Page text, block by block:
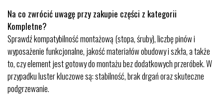
Na co zwrócić uwagę przy zakupie części z kategorii
Kompletne?
Sprawdź kompatybilność montażową (stopa, śruby), liczbę pinów i
wyposażenie funkcjonalne, jakość materiałów obudowy i szkła, a także
to, czy element jest gotowy do montażu bez dodatkowych przeróbek. W
przypadku luster kluczowe są: stabilność, brak drgań oraz skuteczne
podgrzewanie.